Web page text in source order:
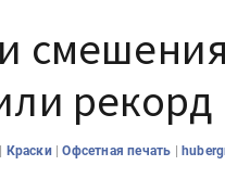
рекорд
| Краски |Офсетная печать |